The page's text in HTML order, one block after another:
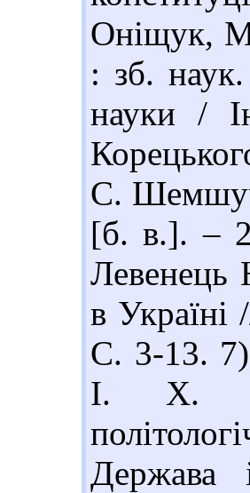
Оніщук,
: зб.
науки /
С.
[б. в.]. –
Левенець
в
С. 3-13.
І. Х.
Держава